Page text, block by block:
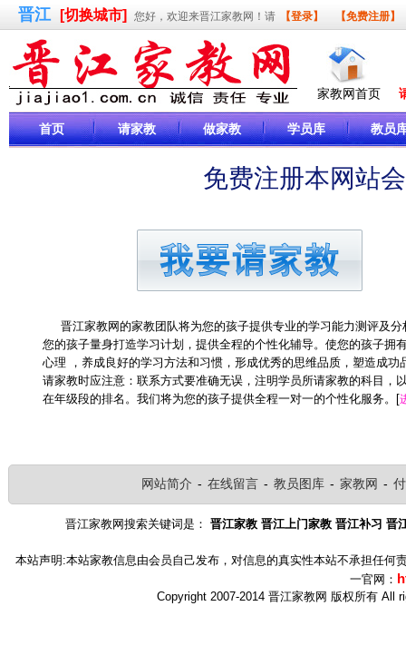
晋江 [切换城市] 您好，欢迎来晋江家教网！请 【登录】 【免费注册】
家教网首页
首页 请家教 做家教 学员库 教员
免费注册本网站
晋江家教网的家教团队将为您的孩子提供专业的学习能力测评及分
您的孩子量身打造学习计划，提供全程的个性化辅导。使您的孩子拥
心理 ，养成良好的学习方法和习惯，形成优秀的思维品质，塑造成功
请家教时应注意：联系方式要准确无误，注明学员所请家教的科目，
在年级段的排名。我们将为您的孩子提供全程一对一的个性化服务。[
网站简介 - 在线留言 - 教员图库 - 家教网 -
晋江家教网搜索关键词是： 晋江家教 晋江上门家教 晋江补习 晋
本站声明:本站家教信息由会员自己发布，对信息的真实性本站不承担
一官网：
Copyright 2007-2014 晋江家教网 版权所有 All